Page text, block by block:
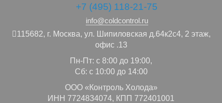
+7 (495) 118-21-75
info@coldcontrol.ru
115682, г. Москва, ул. Шипиловская д.64к2с4, 2 этаж,
офис .13
Пн-Пт: с 8:00 до 19:00,
Сб: с 10:00 до 14:00
ООО «Контроль Холода»
ИНН 7724834074, КПП 772401001